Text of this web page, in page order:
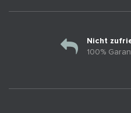
Nicht
100%